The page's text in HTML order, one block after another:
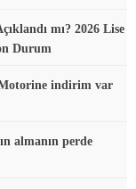
mı? 2026 Lise
Durum
indirim var
almanın perde